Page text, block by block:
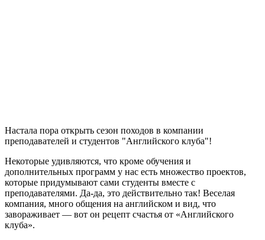
Настала пора открыть сезон походов в компании
преподавателей и cтудентов "Английского клуба"!
Некоторые удивляются, что кроме обучения и
дополнительных программ у нас есть множество проектов,
которые придумывают сами студенты вместе с
преподавателями. Да-да, это действительно так! Веселая
компания, много общения на английском и вид, что
завораживает — вот он рецепт счастья от «Английского
клуба».